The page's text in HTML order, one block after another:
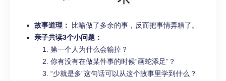
故事道理：
比喻做了多余的事，反而把事情弄糟了。
亲子共读3个小问题：
第一个人为什么会输掉？
你有没有在做某件事的时候“画蛇添足”？
“少就是多”这句话可以从这个故事里学到什么？